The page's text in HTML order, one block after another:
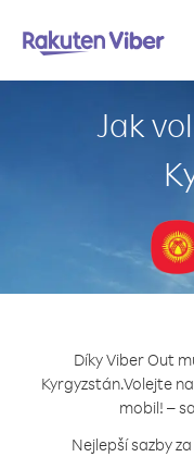
Jak
Díky Viber Out
Kyrgyzstán.Volejte
mobil! –
Nejlepší sazby